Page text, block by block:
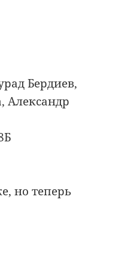
Бердиев,
Александр
но теперь